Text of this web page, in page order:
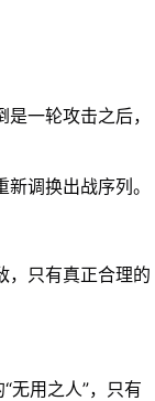
一轮攻击之后，
调换出战序列。
，只有真正合理的
无用之人”，只有